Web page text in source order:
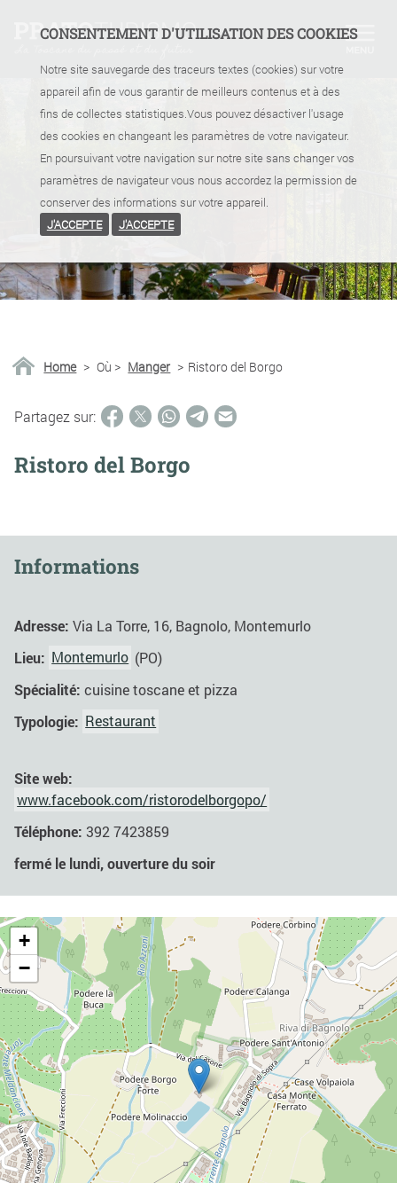
CONSENTEMENT D'UTILISATION DES COOKIES
Notre site sauvegarde des traceurs textes (cookies) sur votre
appareil afin de vous garantir de meilleurs contenus et à des
fins de collectes statistiques.Vous pouvez désactiver l'usage
des cookies en changeant les paramètres de votre navigateur.
En poursuivant votre navigation sur notre site sans changer vos
paramètres de navigateur vous nous accordez la permission de
conserver des informations sur votre appareil.
J'ACCEPTE
J'ACCEPTE
Home > Où > Manger > Ristoro del Borgo
Partagez sur:
Ristoro del Borgo
Informations
Adresse: Via La Torre, 16, Bagnolo, Montemurlo
Lieu: Montemurlo (PO)
Spécialité: cuisine toscane et pizza
Typologie: Restaurant
Site web:
www.facebook.com/ristorodelborgopo/
Téléphone: 392 7423859
fermé le lundi, ouverture du soir
+
−